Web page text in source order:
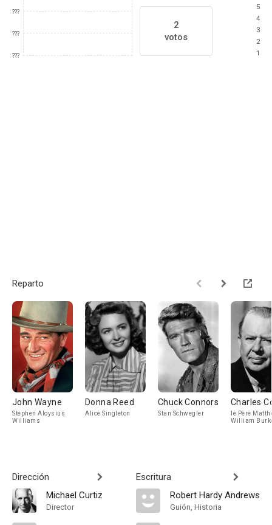
???
???
???
2
votos
5
4
3
2
1
Reparto
John Wayne
Stephen Aloysius
Williams
Donna Reed
Alice Singleton
Chuck Connors
Stan Schwegler
Charles
le Père
William
Dirección
Michael Curtiz
Director
Escritura
Robert Hardy Andrews
Guión, Historia